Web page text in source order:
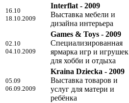
16.10
18.10.2009
Interflat - 2009
Выставка мебели и
дизайна интерьера
02.10
04.10.2009
Games & Toys - 2009
Специализированная
ярмарка игр и игрушек
для хобби и отдыха
05.09
06.09.2009
Kraina Dziecka - 2009
Выставка товаров и
услуг для матери и
ребёнка